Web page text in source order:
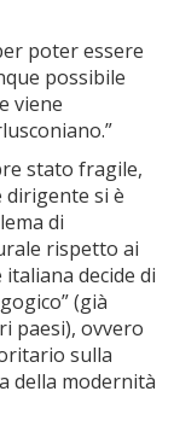
poter essere
possibile
viene
stato fragile,
dirigente si è
di
rispetto ai
italiana decide di
(già
paesi), ovvero
sulla
della modernità